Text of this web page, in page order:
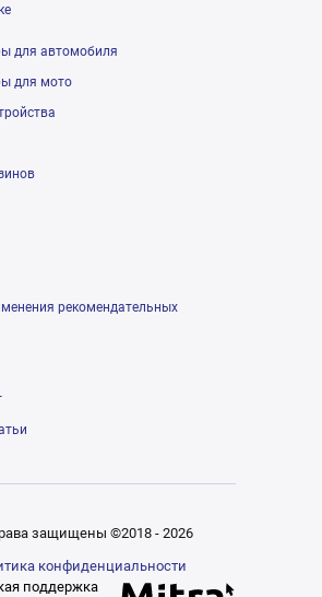
для автомобиля
для мото
рекомендательных
защищены ©2018 - 2026
конфиденциальности
поддержка